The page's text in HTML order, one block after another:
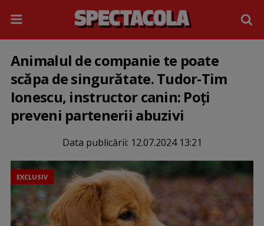
Animalul de companie te poate
scăpa de singurătate. Tudor-Tim
Ionescu, instructor canin: Poți
preveni partenerii abuzivi
Data publicării: 12.07.2024 13:21
EXCLUSIV